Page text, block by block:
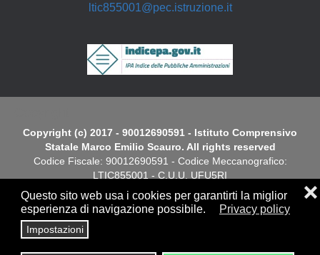
Questo sito web usa i cookies per garantirti la miglior
esperienza di navigazione possibile.
Privacy policy
Impostazioni
❌
ltic855001@pec.istruzione.it
Copyright (c) 2017 - 90012690591 - Istituto Comprensivo
Statale Marco Emilio Scauro. All rights reserved
Codice Fiscale: 90012690591 - Codice Meccanografico:
LTIC855001 - C.U.U. UFU5RI
Dichiarazione di Accessibilità
Reader